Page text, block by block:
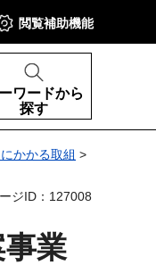
閲覧補助機能
ワードから
探す
かかる取組 >
ジID：127008
業